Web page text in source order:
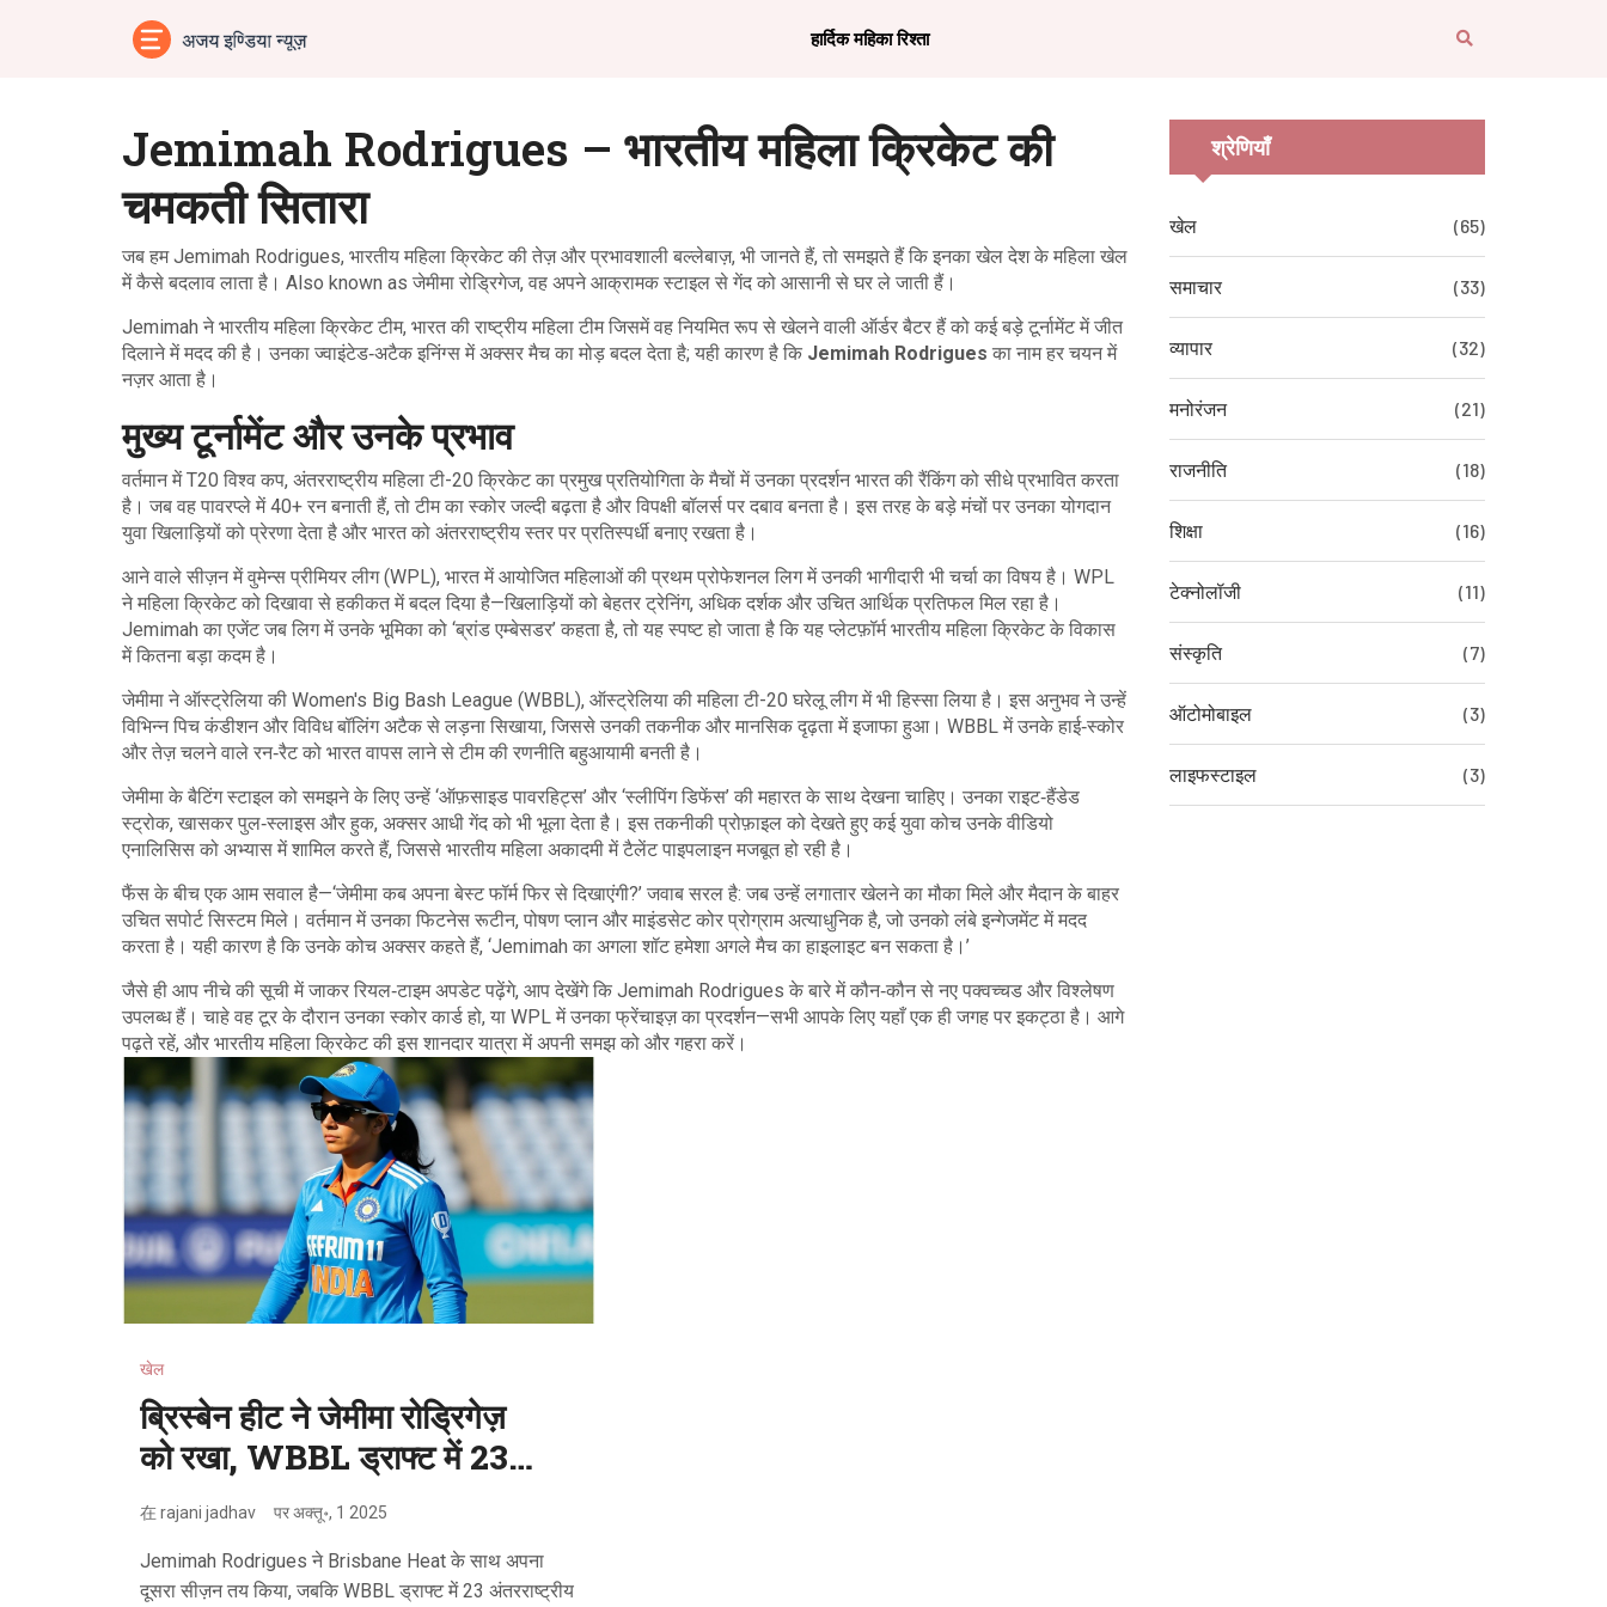
हार्दिक महिका रिश्ता
Jemimah Rodrigues – भारतीय महिला क्रिकेट की
चमकती सितारा
जब हमJemimah Rodrigues, भारतीय महिला क्रिकेट की तेज़ और प्रभावशाली बल्लेबाज़, भी जानते हैं, तो समझते हैं कि इनका खेल देश के महिला खेल
में कैसे बदलाव लाता है। Also known as जेमीमा रोड्रिगेज, वह अपने आक्रामक स्टाइल से गेंद को आसानी से घर ले जाती हैं।
Jemimah नेभारतीय महिला क्रिकेट टीम, भारत की राष्ट्रीय महिला टीम जिसमें वह नियमित रूप से खेलने वाली ऑर्डर बैटर हैंको कई बड़े टूर्नामेंट में जीत
दिलाने में मदद की है। उनका ज्वाइंटेड‑अटैक इनिंग्स में अक्सर मैच का मोड़ बदल देता है; यही कारण है कि Jemimah Rodrigues का नाम हर चयन में
नज़र आता है।
मुख्य टूर्नामेंट और उनके प्रभाव
वर्तमान मेंT20 विश्व कप, अंतरराष्ट्रीय महिला टी-20 क्रिकेट का प्रमुख प्रतियोगिता के मैचों में उनका प्रदर्शन भारत की रैंकिंग को सीधे प्रभावित करता
है। जब वह पावरप्ले में 40+ रन बनाती हैं, तो टीम का स्कोर जल्दी बढ़ता है और विपक्षी बॉलर्स पर दबाव बनता है। इस तरह के बड़े मंचों पर उनका योगदान
युवा खिलाड़ियों को प्रेरणा देता है और भारत को अंतरराष्ट्रीय स्तर पर प्रतिस्पर्धी बनाए रखता है।
आने वाले सीज़न मेंवुमेन्स प्रीमियर लीग (WPL), भारत में आयोजित महिलाओं की प्रथम प्रोफेशनल लिगमें उनकी भागीदारी भी चर्चा का विषय है। WPL
ने महिला क्रिकेट को दिखावा से हकीकत में बदल दिया है—खिलाड़ियों को बेहतर ट्रेनिंग, अधिक दर्शक और उचित आर्थिक प्रतिफल मिल रहा है।
Jemimah का एजेंट जब लिग में उनके भूमिका को ‘ब्रांड एम्बेसडर’ कहता है, तो यह स्पष्ट हो जाता है कि यह प्लेटफ़ॉर्म भारतीय महिला क्रिकेट के विकास
में कितना बड़ा कदम है।
जेमीमा ने ऑस्ट्रेलिया की Women's Big Bash League (WBBL), ऑस्ट्रेलिया की महिला टी-20 घरेलू लीगमें भी हिस्सा लिया है। इस अनुभव ने उन्हें
विभिन्न पिच कंडीशन और विविध बॉलिंग अटैक से लड़ना सिखाया, जिससे उनकी तकनीक और मानसिक दृढ़ता में इजाफा हुआ। WBBL में उनके हाई‑स्कोर
और तेज़ चलने वाले रन‑रैट को भारत वापस लाने से टीम की रणनीति बहुआयामी बनती है।
जेमीमा के बैटिंग स्टाइल को समझने के लिए उन्हें ‘ऑफ़साइड पावरहिट्स’ और ‘स्लीपिंग डिफेंस’ की महारत के साथ देखना चाहिए। उनका राइट‑हैंडेड
स्ट्रोक, खासकर पुल‑स्लाइस और हुक, अक्सर आधी गेंद को भी भूला देता है। इस तकनीकी प्रोफ़ाइल को देखते हुए कई युवा कोच उनके वीडियो
एनालिसिस को अभ्यास में शामिल करते हैं, जिससे भारतीय महिला अकादमी में टैलेंट पाइपलाइन मजबूत हो रही है।
फैंस के बीच एक आम सवाल है—‘जेमीमा कब अपना बेस्ट फॉर्म फिर से दिखाएंगी?’ जवाब सरल है: जब उन्हें लगातार खेलने का मौका मिले और मैदान के बाहर
उचित सपोर्ट सिस्टम मिले। वर्तमान में उनका फिटनेस रूटीन, पोषण प्लान और माइंडसेट कोर प्रोग्राम अत्याधुनिक है, जो उनको लंबे इन्गेजमेंट में मदद
करता है। यही कारण है कि उनके कोच अक्सर कहते हैं, ‘Jemimah का अगला शॉट हमेशा अगले मैच का हाइलाइट बन सकता है।’
जैसे ही आप नीचे की सूची में जाकर रियल‑टाइम अपडेट पढ़ेंगे, आप देखेंगे कि Jemimah Rodrigues के बारे में कौन‑कौन से नए पक्वच्चड और विश्लेषण
उपलब्ध हैं। चाहे वह टूर के दौरान उनका स्कोर कार्ड हो, या WPL में उनका फ्रेंचाइज़ का प्रदर्शन—सभी आपके लिए यहाँ एक ही जगह पर इकट्ठा है। आगे
पढ़ते रहें, और भारतीय महिला क्रिकेट की इस शानदार यात्रा में अपनी समझ को और गहरा करें।
खेल
ब्रिस्बेन हीट ने जेमीमा रोड्रिगेज़
को रखा, WBBL ड्राफ्ट में 23
अंतरराष्ट्रीय सितारे
在rajani jadhav परअक्तू॰, 1 2025
Jemimah Rodrigues ने Brisbane Heat के साथ अपना
दूसरा सीज़न तय किया, जबकि WBBL ड्राफ्ट में 23 अंतरराष्ट्रीय
श्रेणियाँ
खेल (65)
समाचार (33)
व्यापार (32)
मनोरंजन (21)
राजनीति (18)
शिक्षा (16)
टेक्नोलॉजी (11)
संस्कृति (7)
ऑटोमोबाइल (3)
लाइफस्टाइल (3)